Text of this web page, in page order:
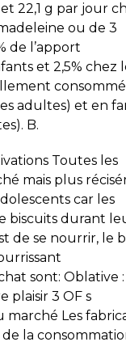
22,1 g par jour
ou de 3
de l’apport
et 2,5% chez
adultes) et en
B.
Toutes les
mais plus
car les
biscuits durant
de se nourrir, le
sont: Oblative
plaisir 3 OF s
marché Les
la